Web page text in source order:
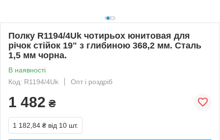
Полку R1194/4Uk чотирьох юнитовая для
річок стійок 19" з глибиною 368,2 мм. Сталь
1,5 мм чорна.
В наявності
Код: R1194/4Uk
Опт і роздріб
1 482 ₴
1 182,84 ₴ від 10 шт.